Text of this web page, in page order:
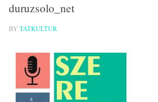
duruzsolo_net
BY TATKULTUR